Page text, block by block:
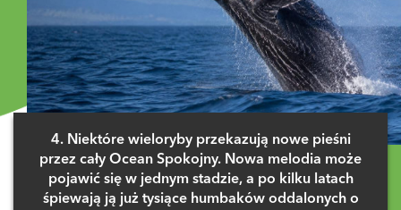
4. Niektóre wieloryby przekazują nowe pieśni
przez cały Ocean Spokojny. Nowa melodia może
pojawić się w jednym stadzie, a po kilku latach
śpiewają ją już tysiące humbaków oddalonych o